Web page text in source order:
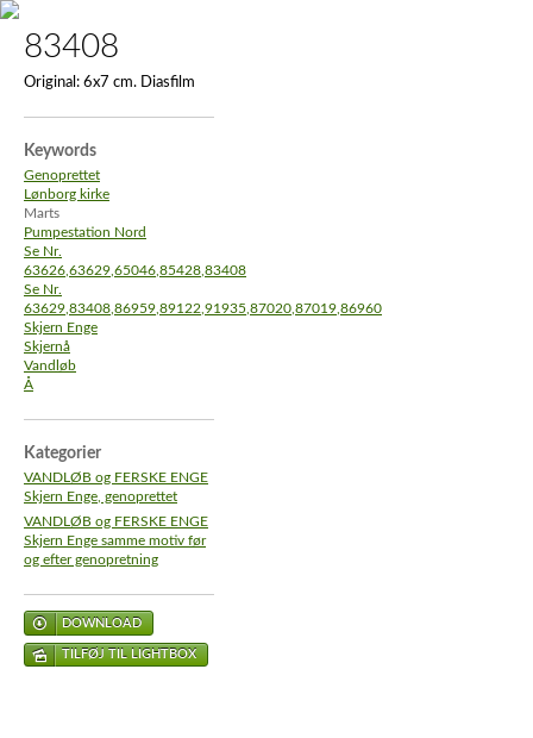
83408
Original: 6x7 cm. Diasfilm
Keywords
Genoprettet
Lønborg kirke
Marts
Pumpestation Nord
Se Nr.
63626,63629,65046,85428,83408
Se Nr.
63629,83408,86959,89122,91935,87020,87019,86960
Skjern Enge
Skjernå
Vandløb
Å
Kategorier
VANDLØB og FERSKE ENGE
Skjern Enge, genoprettet
VANDLØB og FERSKE ENGE
Skjern Enge samme motiv før
og efter genopretning
DOWNLOAD
TILFØJ TIL LIGHTBOX